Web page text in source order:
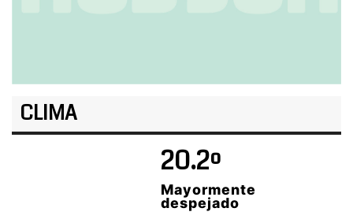
CLIMA
20.2º
Mayormente
despejado